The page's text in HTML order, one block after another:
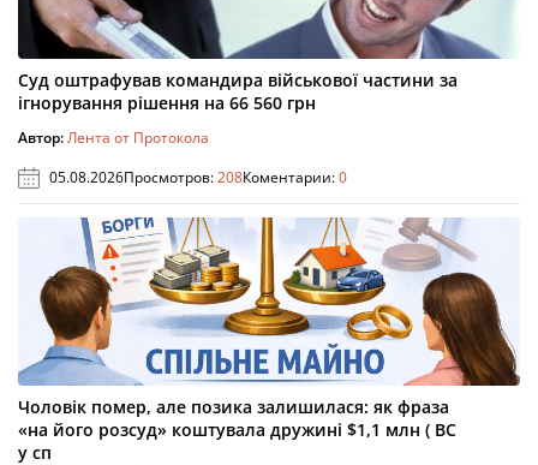
Суд оштрафував командира військової частини за
ігнорування рішення на 66 560 грн
Автор:Лента от Протокола
05.08.2026Просмотров:208Коментарии:0
Чоловік помер, але позика залишилася: як фраза
«на його розсуд» коштувала дружині $1,1 млн ( ВС
у сп